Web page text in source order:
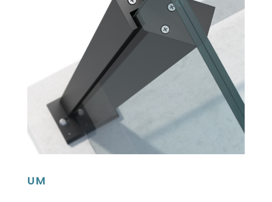
UM